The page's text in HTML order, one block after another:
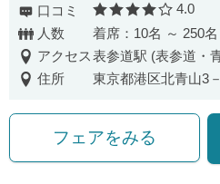
口コミ 口コミ
4.0
人数
着席：10名 ～ 250名
アクセス表参道駅 (表参道・
住所
東京都港区北青山3
フェアをみる